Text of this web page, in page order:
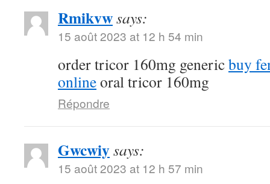
Rmikvwsays:
15 août 2023 at 12 h 54 min
order tricor 160mg genericbuy
onlineoral tricor 160mg
Répondre
Gwcwiysays:
15 août 2023 at 12 h 57 min